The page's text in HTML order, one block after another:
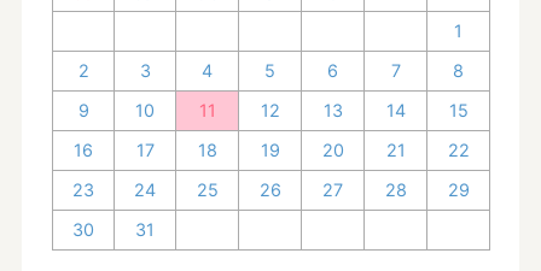
1
2
3 4 5 6 7
8
9
10 11 12 13 14
15
16
17 18 19 20 21
22
23
24 25 26 27 28
29
30
31